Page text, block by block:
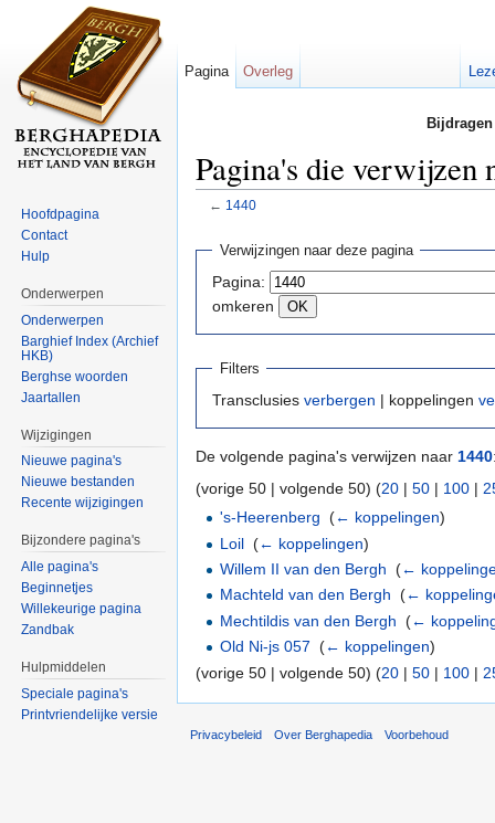
Pagina's die verwijzen
← 1440
Verwijzingen naar deze pagina
Pagina:
omkeren
Filters
Transclusies verbergen | koppelingen
De volgende pagina's verwijzen naar 1440
(vorige 50 | volgende 50) (20 | 50 | 100 |
's-Heerenberg ‎(← koppelingen)
Loil ‎(← koppelingen)
Willem II van den Bergh ‎(←
Machteld van den Bergh ‎(←
Mechtildis van den Bergh ‎(←
Old Ni-js 057 ‎(← koppelingen)
(vorige 50 | volgende 50) (20 | 50 | 100 |
Pagina Overleg
Hoofdpagina
Contact
Hulp
Onderwerpen
Onderwerpen
Barghief Index (Archief
HKB)
Berghse woorden
Jaartallen
Wijzigingen
Nieuwe pagina's
Nieuwe bestanden
Recente wijzigingen
Bijzondere pagina's
Alle pagina's
Beginnetjes
Willekeurige pagina
Zandbak
Hulpmiddelen
Speciale pagina's
Printvriendelijke versie
Privacybeleid Over Berghapedia Voorbehoud